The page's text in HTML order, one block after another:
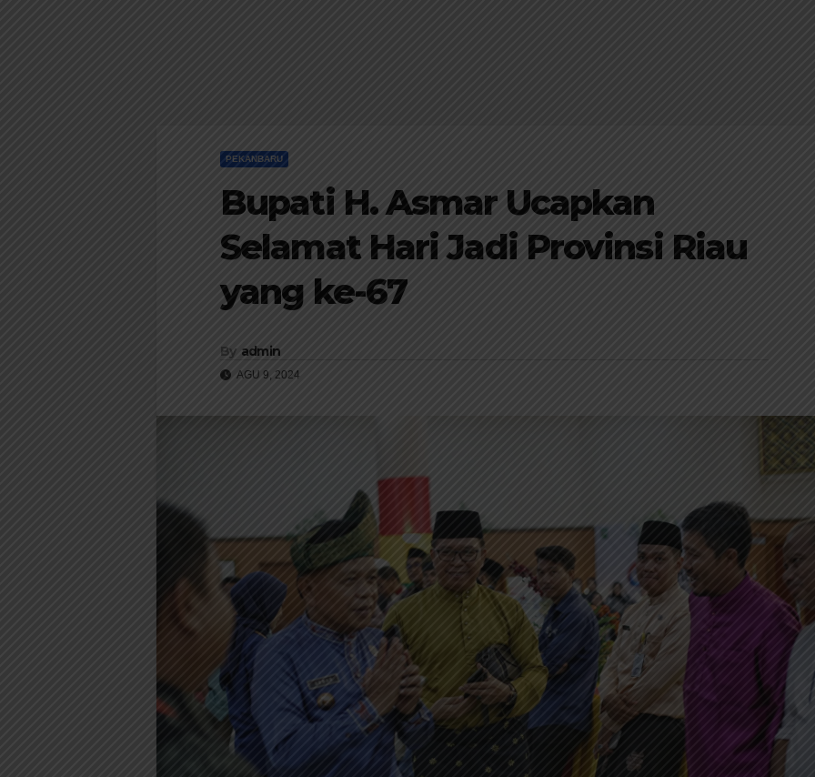
PEKANBARU
Bupati H. Asmar Ucapkan
Selamat Hari Jadi Provinsi Riau
yang ke-67
By admin
AGU 9, 2024